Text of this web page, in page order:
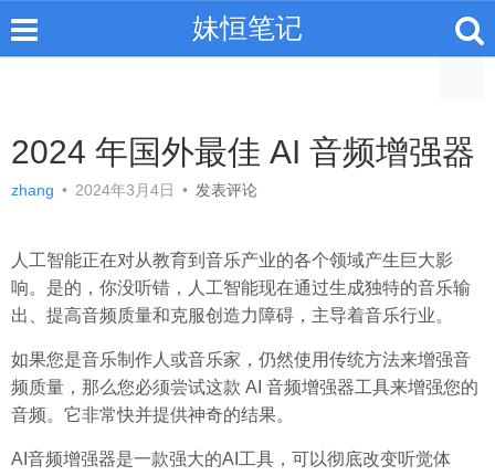
妹恒笔记
2024 年国外最佳 AI 音频增强器
zhang • 2024年3月4日 • 发表评论
人工智能正在对从教育到音乐产业的各个领域产生巨大影
响。是的，你没听错，人工智能现在通过生成独特的音乐输
出、提高音频质量和克服创造力障碍，主导着音乐行业。
如果您是音乐制作人或音乐家，仍然使用传统方法来增强音
频质量，那么您必须尝试这款 AI 音频增强器工具来增强您的
音频。它非常快并提供神奇的结果。
AI音频增强器是一款强大的AI工具，可以彻底改变听觉体